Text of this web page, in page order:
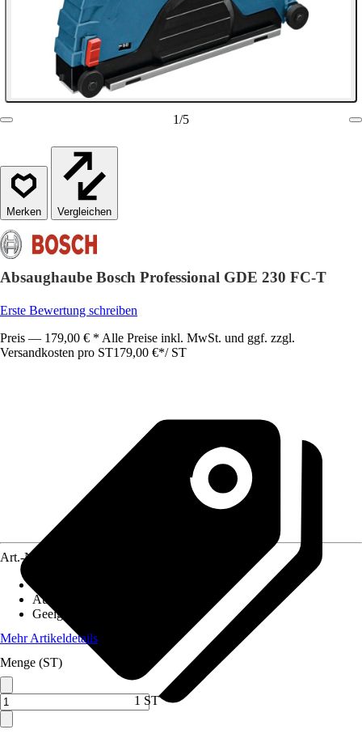
1/5
Vergleichen
Absaughaube Bosch Professional GDE 230 FC-T
Erste Bewertung schreiben
Preis — 179,00 € * Alle Preise inkl. MwSt. und ggf. zzgl.
Versandkosten pro ST179,00 €*/ ST
Art.-Nr.
Ausführung
Geeignet für
Mehr Artikeldetails
Menge (ST)
1 ST